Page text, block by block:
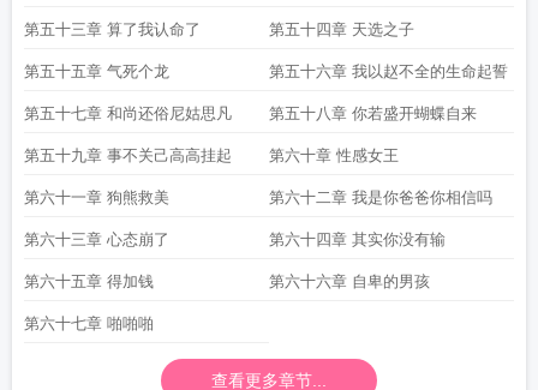
全部吸光
第五十三章 算了我认命了 第五十四章 天选之子
第五十五章 气死个龙 第五十六章 我以赵不全的生命起誓
第五十七章 和尚还俗尼姑思凡 第五十八章 你若盛开蝴蝶自来
第五十九章 事不关己高高挂起 第六十章 性感女王
第六十一章 狗熊救美 第六十二章 我是你爸爸你相信吗
第六十三章 心态崩了 第六十四章 其实你没有输
第六十五章 得加钱 第六十六章 自卑的男孩
第六十七章 啪啪啪
查看更多章节...